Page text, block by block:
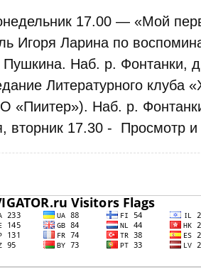
17.00 — «Мой
Игоря Ларина по
Наб. р. Фонтанки,
Литературного клуба
«Пиитер»). Наб. р.
вторник 17.30 - Просмотр